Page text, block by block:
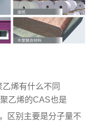
烯有什么不同
乙烯的CAS也是
区别主要是分子量不